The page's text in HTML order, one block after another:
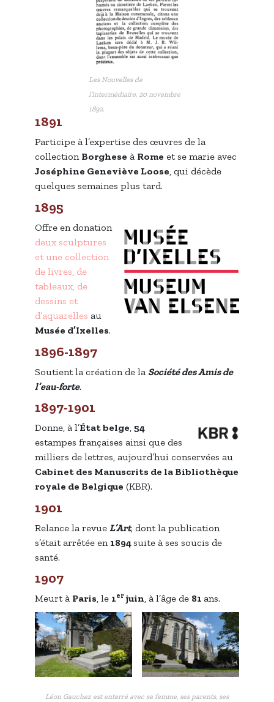
Les Nouvelles de
l’Intermédiaire, 20 novembre
1892.
1891
Participe à l’expertise des œuvres de la
collection Borghese à Rome et se marie avec
Joséphine Geneviève Loose, qui décède
quelques semaines plus tard.
1895
Offre en donation
deux sculptures
et une collection
de livres, de
tableaux, de
dessins et
d’aquarelles au
Musée d’Ixelles.
1896-1897
Soutient la création de la Société des Amis de
l’eau-forte.
1897-1901
Donne, à l’État belge, 54
estampes françaises ainsi que des
milliers de lettres, aujourd’hui conservées au
Cabinet des Manuscrits de la Bibliothèque
royale de Belgique (KBR).
1901
Relance la revue L’Art, dont la publication
s’était arrêtée en 1894suite à ses soucis de
santé.
1907
Meurt à Paris, le 1erjuin, à l’âge de 81 ans.
Léon Gauchez est enterré avec sa femme, ses parents, ses